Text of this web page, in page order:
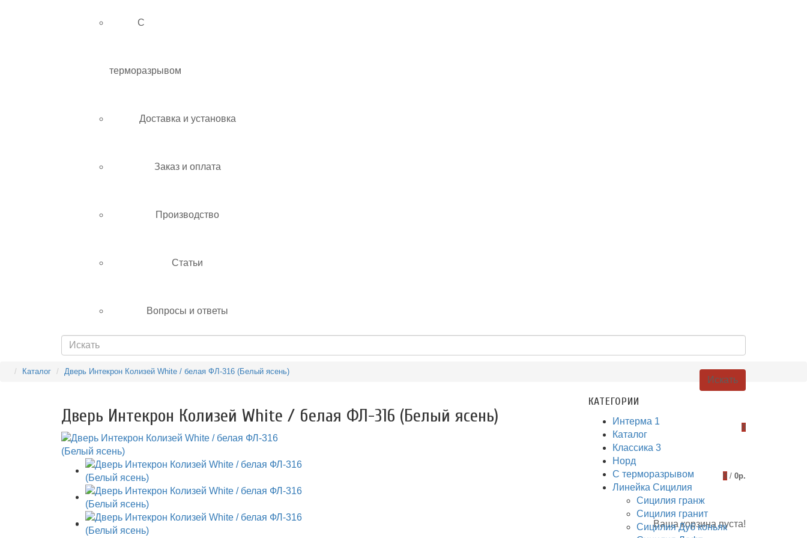
С
терморазрывом
Доставка и установка
Заказ и оплата
Производство
Статьи
Вопросы и ответы
Искать
0
0 / 0р.
Ваша корзина пуста!
Каталог Дверь Интекрон Колизей White / белая ФЛ-316 (Белый ясень)
Дверь Интекрон Колизей White / белая ФЛ-316 (Белый ясень)
КАТЕГОРИИ
Интерма 1
Каталог
Классика 3
Норд
С терморазрывом
Линейка Сицилия
Сицилия гранж
Сицилия гранит
Сицилия Дуб коньяк